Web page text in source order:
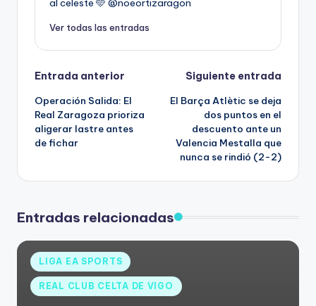
al celeste 🩵 @noeortizaragon
Ver todas las entradas
Entrada anterior
Operación Salida: El
Real Zaragoza prioriza
aligerar lastre antes
de fichar
Siguiente entrada
El Barça Atlètic se deja
dos puntos en el
descuento ante un
Valencia Mestalla que
nunca se rindió (2-2)
Entradas relacionadas
LIGA EA SPORTS
REAL CLUB CELTA DE VIGO